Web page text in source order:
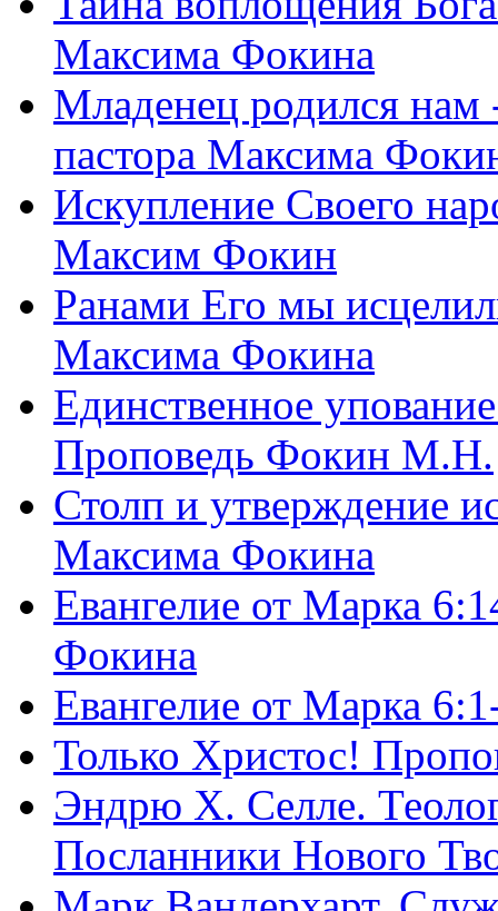
Максима Фокина
Младенец родился
пастора Максима
Искупление Своего
Максим Фокин
Ранами Его мы
Максима Фокина
Единственное
Проповедь Фокин М.Н.
Столп и утверждение
Максима Фокина
Евангелие от Марка
Фокина
Евангелие от Марка
Только Христос!
Эндрю Х. Селле.
Посланники Нового